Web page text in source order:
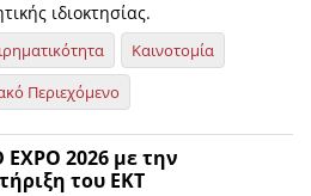
ιδιοκτησίας.
Καινοτομία
Περιεχόμενο
EXPO 2026 με την
του ΕΚΤ